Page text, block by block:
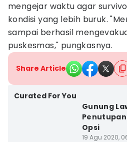
mengejar waktu agar
kondisi yang lebih buruk.
sampai berhasil
puskesmas," pungkasnya.
Share Article
Curated For You
Gunung
Opsi
19 Agu 2020,